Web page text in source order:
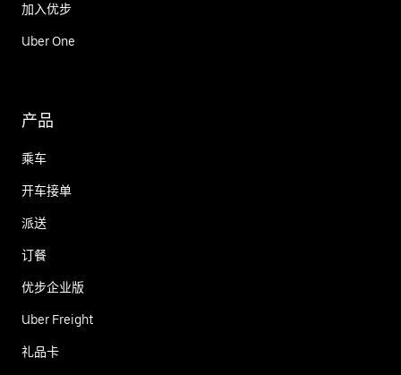
加入优步
Uber One
产品
乘车
开车接单
派送
订餐
优步企业版
Uber Freight
礼品卡